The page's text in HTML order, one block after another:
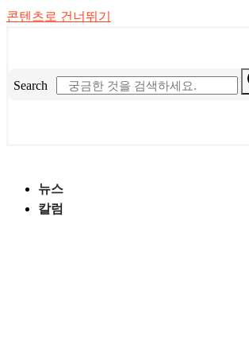
콘텐츠로 건너뛰기
Search
뉴스
칼럼